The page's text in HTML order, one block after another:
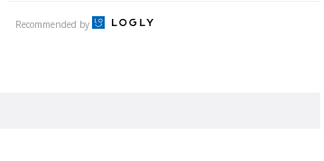
Recommended by